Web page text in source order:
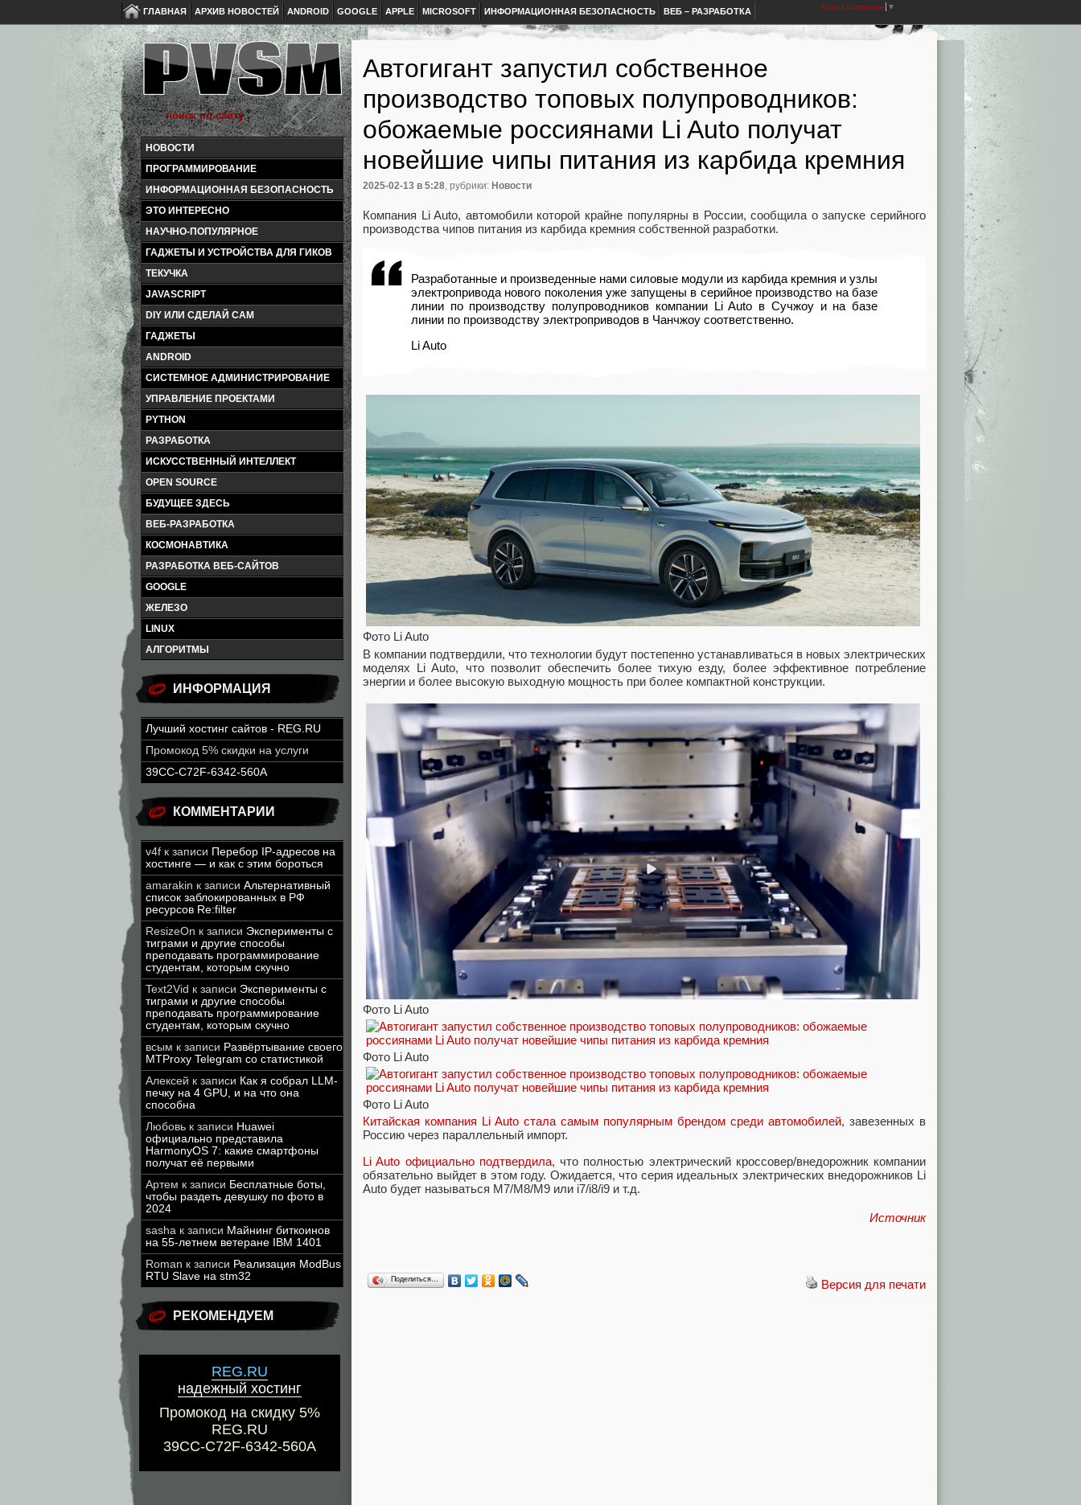
ГЛАВНАЯ АРХИВ НОВОСТЕЙ ANDROID GOOGLE APPLE MICROSOFT ИНФОРМАЦИОННАЯ БЕЗОПАСНОСТЬ ВЕБ – РАЗРАБОТКА Select Language ▼
НОВОСТИ
ПРОГРАММИРОВАНИЕ
ИНФОРМАЦИОННАЯ БЕЗОПАСНОСТЬ
ЭТО ИНТЕРЕСНО
НАУЧНО-ПОПУЛЯРНОЕ
ГАДЖЕТЫ И УСТРОЙСТВА ДЛЯ ГИКОВ
ТЕКУЧКА
JAVASCRIPT
DIY ИЛИ СДЕЛАЙ САМ
ГАДЖЕТЫ
ANDROID
СИСТЕМНОЕ АДМИНИСТРИРОВАНИЕ
УПРАВЛЕНИЕ ПРОЕКТАМИ
PYTHON
РАЗРАБОТКА
ИСКУССТВЕННЫЙ ИНТЕЛЛЕКТ
OPEN SOURCE
БУДУЩЕЕ ЗДЕСЬ
ВЕБ-РАЗРАБОТКА
КОСМОНАВТИКА
РАЗРАБОТКА ВЕБ-САЙТОВ
GOOGLE
ЖЕЛЕЗО
LINUX
АЛГОРИТМЫ
ИНФОРМАЦИЯ
Лучший хостинг сайтов - REG.RU
Промокод 5% скидки на услуги
39CC-C72F-6342-560A
КОММЕНТАРИИ
v4f к записи Перебор IP-адресов на
хостинге — и как с этим бороться
amarakin к записи Альтернативный
список заблокированных в РФ
ресурсов Re:filter
ResizeOn к записи Эксперименты с
тиграми и другие способы
преподавать программирование
студентам, которым скучно
Text2Vid к записи Эксперименты с
тиграми и другие способы
преподавать программирование
студентам, которым скучно
всым к записи Развёртывание своего
MTProxy Telegram со статистикой
Алексей к записи Как я собрал LLM-
печку на 4 GPU, и на что она
способна
Любовь к записи Huawei
официально представила
HarmonyOS 7: какие смартфоны
получат её первыми
Артем к записи Бесплатные боты,
чтобы раздеть девушку по фото в
2024
sasha к записи Майнинг биткоинов
на 55-летнем ветеране IBM 1401
Roman к записи Реализация ModBus
RTU Slave на stm32
РЕКОМЕНДУЕМ
REG.RU
надежный хостинг
Промокод на скидку 5%
REG.RU
39CC-C72F-6342-560A
Автогигант запустил собственное
производство топовых полупроводников:
обожаемые россиянами Li Auto получат
новейшие чипы питания из карбида кремния
2025-02-13 в 5:28, рубрики: Новости
Компания Li Auto, автомобили которой крайне популярны в России, сообщила о запуске серийного
производства чипов питания из карбида кремния собственной разработки.
Разработанные и произведенные нами силовые модули из карбида кремния и узлы
электропривода нового поколения уже запущены в серийное производство на базе
линии по производству полупроводников компании Li Auto в Сучжоу и на базе
линии по производству электроприводов в Чанчжоу соответственно.
Li Auto
Фото Li Auto
В компании подтвердили, что технологии будут постепенно устанавливаться в новых электрических
моделях Li Auto, что позволит обеспечить более тихую езду, более эффективное потребление
энергии и более высокую выходную мощность при более компактной конструкции.
Фото Li Auto
Фото Li Auto
Фото Li Auto
Китайская компания Li Auto стала самым популярным брендом среди автомобилей, завезенных в
Россию через параллельный импорт.
Li Auto официально подтвердила, что полностью электрический кроссовер/внедорожник компании
обязательно выйдет в этом году. Ожидается, что серия идеальных электрических внедорожников Li
Auto будет называться M7/M8/M9 или i7/i8/i9 и т.д.
Источник
Версия для печати
Поделиться…